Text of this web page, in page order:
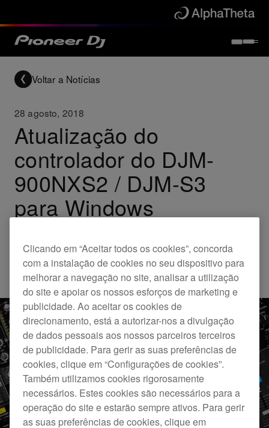
Voltar a Notícias
28 agosto, 2018
Atualização do
controlador do DJM-
900NXS2 / DJM-S3
para Windows
DJM-900NXS2
Clicando em “Aceitar todos os cookies”, concorda
com a instalação de cookies no seu dispositivo para
melhorar a navegação no site, analisar a utilização
do site e apoiar os nossos esforços de marketing e
publicidade. Ao aceitar os cookies de
direcionamento, está a autorizar-nos a divulgação
de dados pessoais aos nossos parceiros terceiros
de publicidade. Para gerir as suas preferências de
cookies, clique em “Configurações de cookies”.
Também utilizamos cookies rigorosamente
necessários. Estes cookies são necessários para a
operação do site e estarão sempre ativos. Para gerir
as suas preferências de cookies, clique em